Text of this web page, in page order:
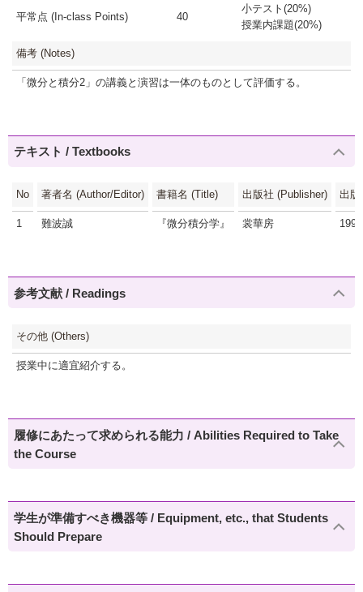
平常点 (In-class Points) 40
小テスト(20%)
授業内課題(20%)
備考 (Notes)
「微分と積分2」の講義と演習は一体のものとして評価する。
テキスト / Textbooks
No 著者名 (Author/Editor) 書籍名 (Title) 出版社 (Publisher) 出版
1 難波誠 『微分積分学』 裳華房 1996
参考文献 / Readings
その他 (Others)
授業中に適宜紹介する。
履修にあたって求められる能力 / Abilities Required to Take
the Course
学生が準備すべき機器等 / Equipment, etc., that Students
Should Prepare